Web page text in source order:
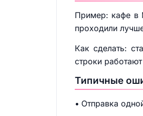
Пример: кафе в
проходили
Как сделать:
строки
Типичные
Отправка